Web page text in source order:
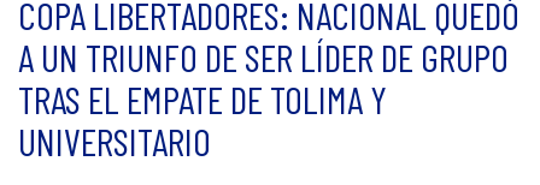
COPA LIBERTADORES: NACIONAL QUEDÓ
A UN TRIUNFO DE SER LÍDER DE GRUPO
TRAS EL EMPATE DE TOLIMA Y
UNIVERSITARIO